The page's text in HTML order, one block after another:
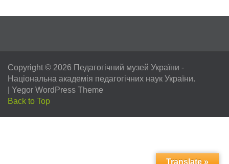
Copyright © 2026 Педагогічний музей України -
Національна академія педагогічних наук України.
Yegor WordPress Theme
Back to Top
Translate »